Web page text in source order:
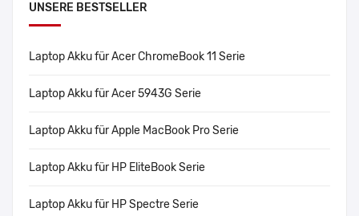
UNSERE BESTSELLER
Laptop Akku für Acer ChromeBook 11 Serie
Laptop Akku für Acer 5943G Serie
Laptop Akku für Apple MacBook Pro Serie
Laptop Akku für HP EliteBook Serie
Laptop Akku für HP Spectre Serie